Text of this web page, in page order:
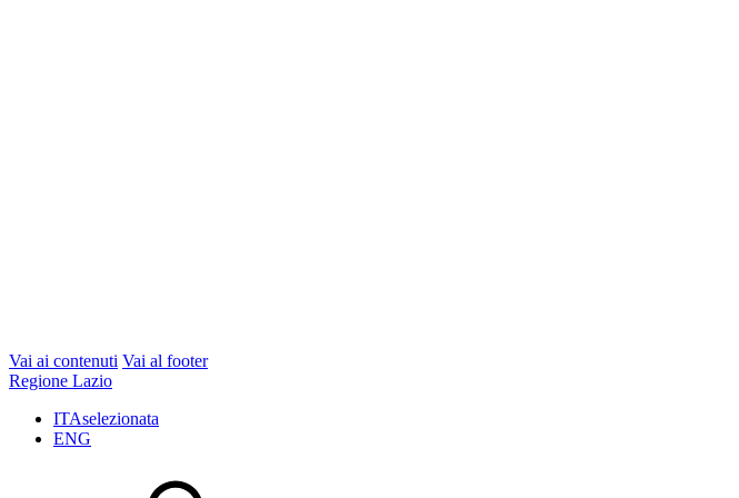
Vai ai contenuti Vai al footer
Regione Lazio
ITAselezionata
ENG